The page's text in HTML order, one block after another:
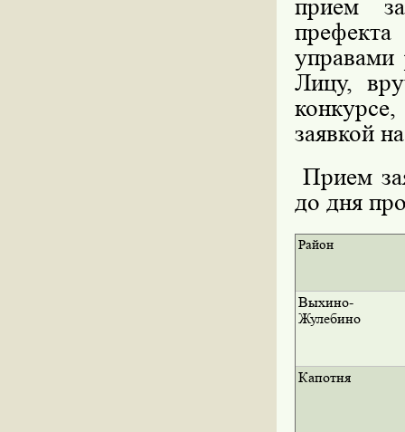
прием
Лицу,
заявкой
Прием
до дня
Район
Выхино-
Жулебино
Капотня